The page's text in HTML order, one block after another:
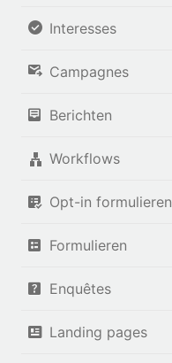
Interesses
Campagnes
Berichten
Workflows
Opt-in formulieren
Formulieren
Enquêtes
Landing pages